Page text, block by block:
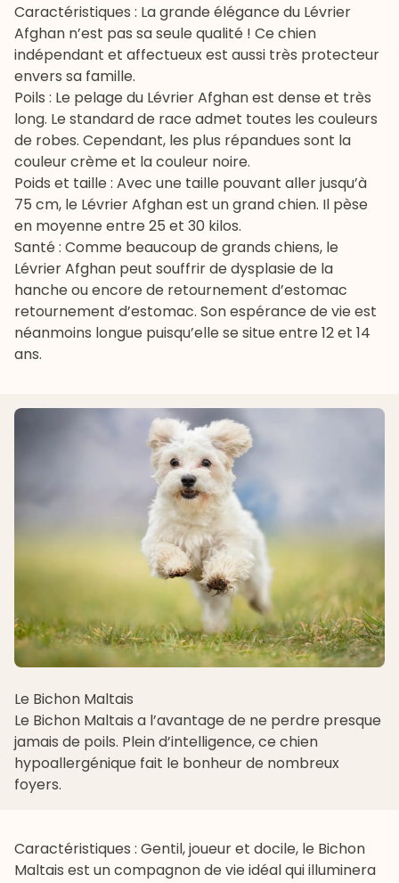
Caractéristiques : La grande élégance du Lévrier
Afghan n’est pas sa seule qualité ! Ce chien
indépendant et affectueux est aussi très protecteur
envers sa famille.
Poils : Le pelage du Lévrier Afghan est dense et très
long. Le standard de race admet toutes les couleurs
de robes. Cependant, les plus répandues sont la
couleur crème et la couleur noire.
Poids et taille : Avec une taille pouvant aller jusqu’à
75 cm, le Lévrier Afghan est un grand chien. Il pèse
en moyenne entre 25 et 30 kilos.
Santé : Comme beaucoup de grands chiens, le
Lévrier Afghan peut souffrir de dysplasie de la
hanche ou encore de retournement d’estomac
retournement d’estomac. Son espérance de vie est
néanmoins longue puisqu’elle se situe entre 12 et 14
ans.
Le Bichon Maltais
Le Bichon Maltais a l’avantage de ne perdre presque
jamais de poils. Plein d’intelligence, ce chien
hypoallergénique fait le bonheur de nombreux
foyers.
Caractéristiques : Gentil, joueur et docile, le Bichon
Maltais est un compagnon de vie idéal qui illuminera